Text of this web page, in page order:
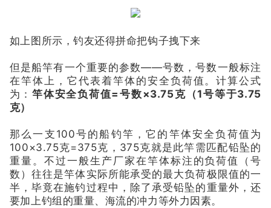
如上图所示，钓友还得拼命把钩子拽下来
但是船竿有一个重要的参数——号数，号数一般标注
在竿体上，它代表着竿体的安全负荷值。计算公式
为：竿体安全负荷值=号数×3.75克（1号等于3.75
克）
那么一支100号的船钓竿，它的竿体安全负荷值为
100×3.75克=375克，375克就是此竿需匹配铅坠的
重量。不过一般生产厂家在竿体标注的负荷值（号
数）往往是竿体实际所能承受的最大负荷极限值的一
半，毕竟在施钓过程中，除了承受铅坠的重量外，还
要加上钓组的重量、海流的冲力等外力因素。